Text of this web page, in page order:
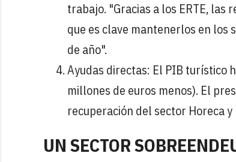
trabajo. "Gracias a los ERTE,
que es clave mantenerlos en los
de año".
Ayudas directas: El PIB turístico
millones de euros menos). El
recuperación del sector Horeca
UN SECTOR